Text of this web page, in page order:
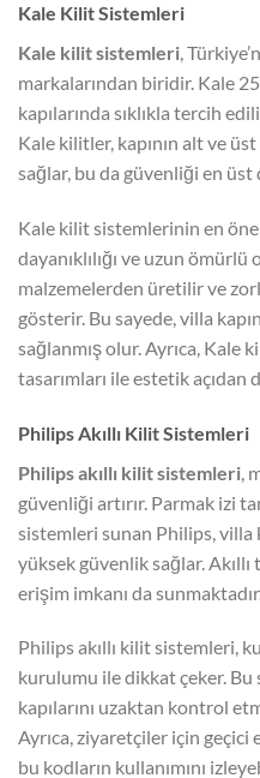
Kale Kilit Sistemleri
Kale kilit sistemleri,
markalarından biridir. Kale
kapılarında sıklıkla tercih
Kale kilitler, kapının alt ve
sağlar, bu da güvenliği en üst
Kale kilit sistemlerinin en
dayanıklılığı ve uzun
malzemelerden üretilir ve
gösterir. Bu sayede, villa
sağlanmış olur. Ayrıca, Kale
tasarımları ile estetik açıdan
Philips Akıllı Kilit Sistemleri
Philips akıllı kilit sistemleri ,
güvenliği artırır. Parmak izi
sistemleri sunan Philips, villa
yüksek güvenlik sağlar.
erişim imkanı da sunmaktadır.
Philips akıllı kilit sistemleri,
kurulumu ile dikkat çeker. Bu
kapılarını uzaktan kontrol
Ayrıca, ziyaretçiler için
bu kodların kullanımını